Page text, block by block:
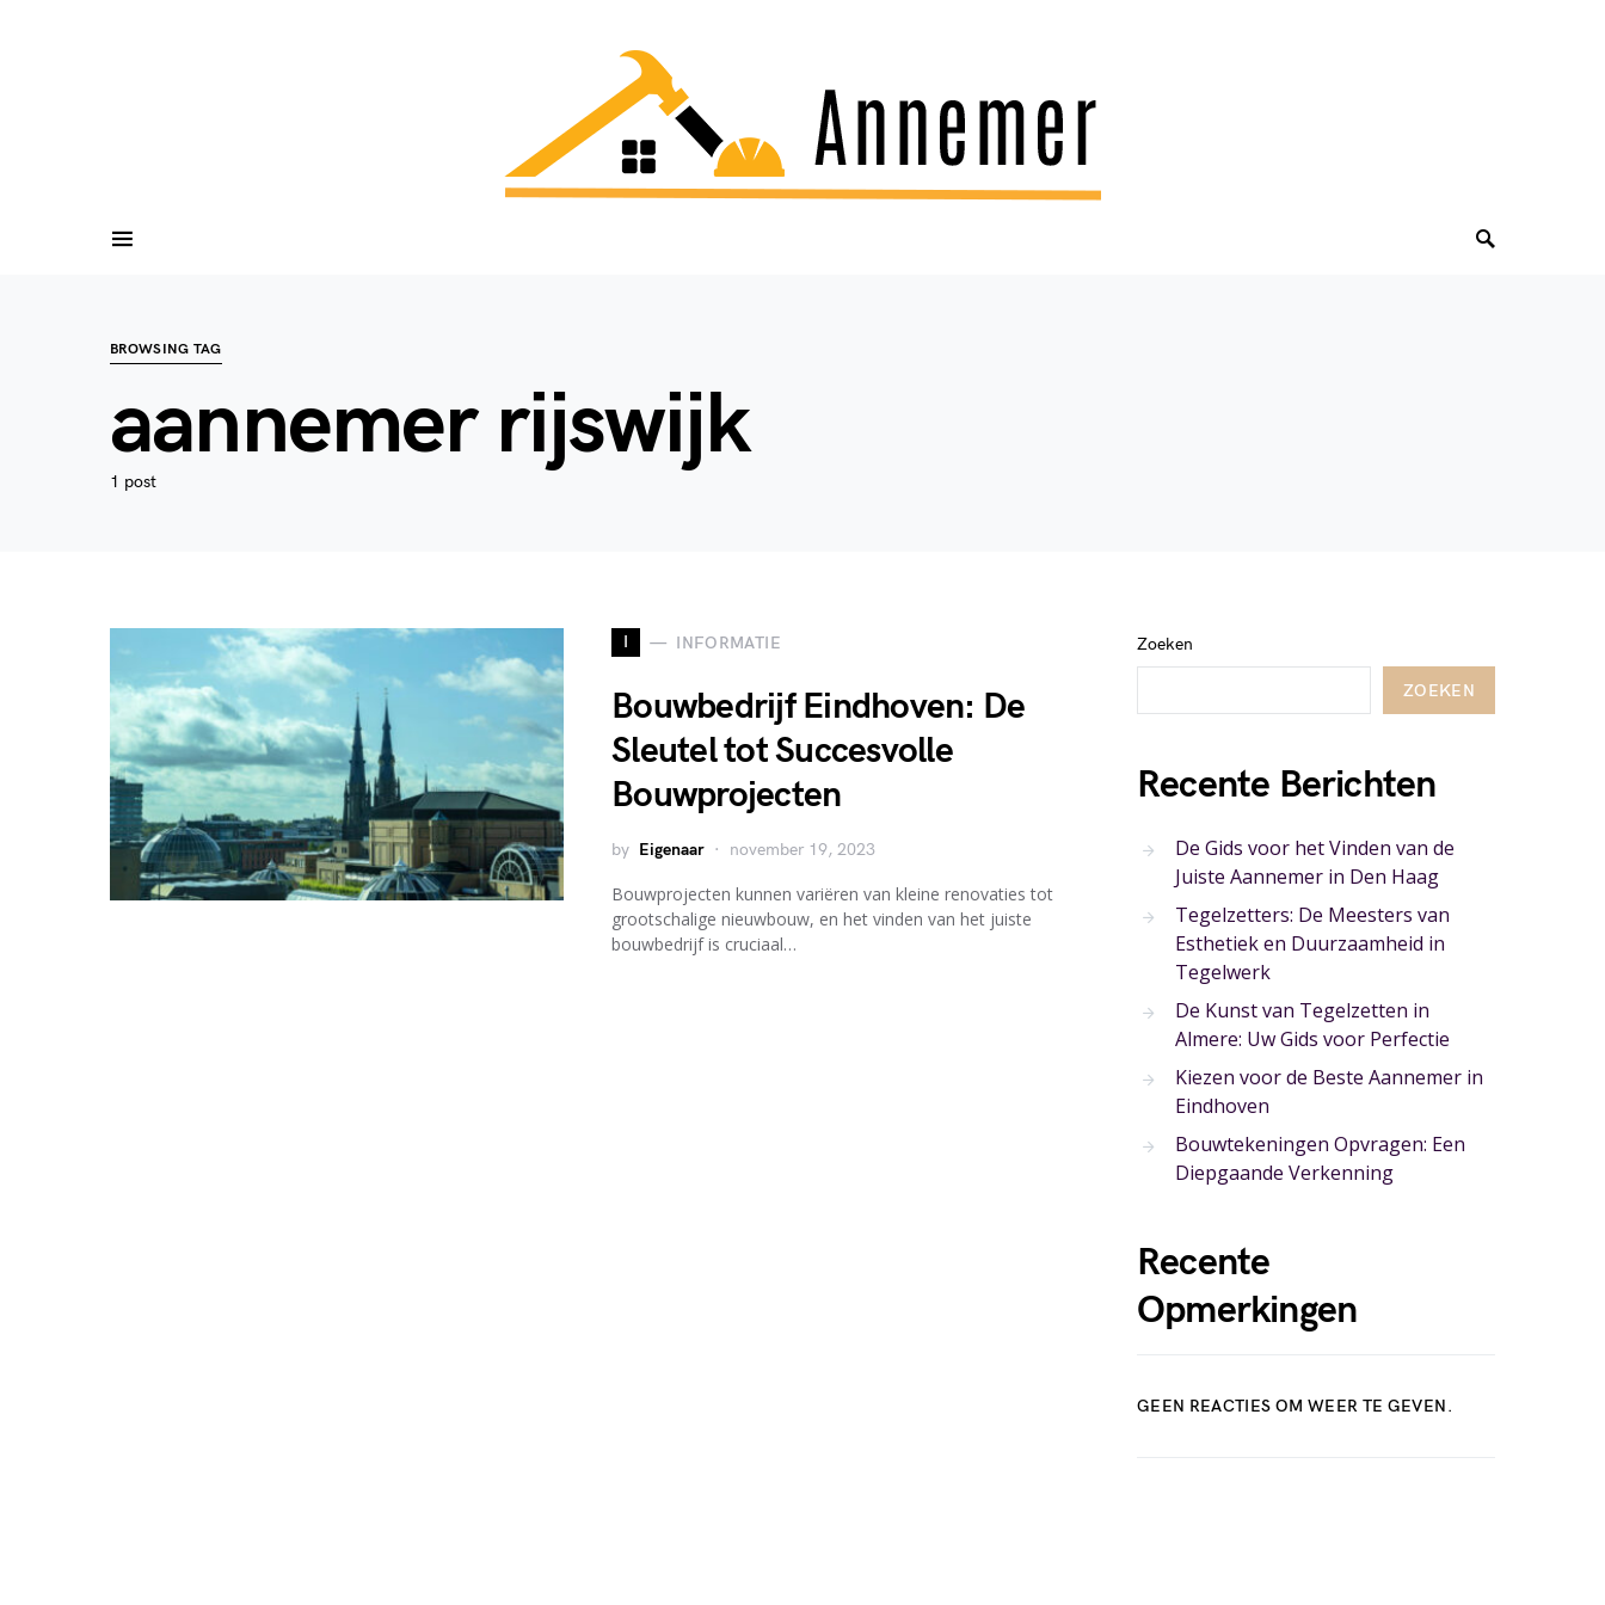
BROWSING TAG
aannemer rijswijk
1 post
I INFORMATIE
Bouwbedrijf Eindhoven: De
Sleutel tot Succesvolle
Bouwprojecten
by Eigenaar november 19, 2023
Bouwprojecten kunnen variëren van kleine renovaties tot
grootschalige nieuwbouw, en het vinden van het juiste
bouwbedrijf is cruciaal…
Zoeken
ZOEKEN
Recente Berichten
De Gids voor het Vinden van de
Juiste Aannemer in Den Haag
Tegelzetters: De Meesters van
Esthetiek en Duurzaamheid in
Tegelwerk
De Kunst van Tegelzetten in
Almere: Uw Gids voor Perfectie
Kiezen voor de Beste Aannemer in
Eindhoven
Bouwtekeningen Opvragen: Een
Diepgaande Verkenning
Recente
Opmerkingen
GEEN REACTIES OM WEER TE GEVEN.